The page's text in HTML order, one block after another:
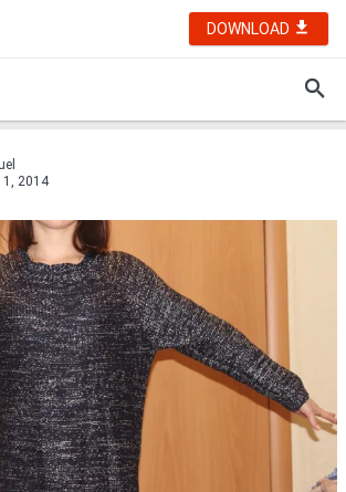
DOWNLOAD
2014